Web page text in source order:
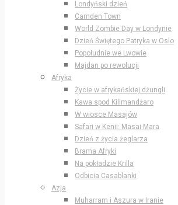
Londyński dzień
Camden Town
World Zombie Day w Londynie
Dzień Świętego Patryka w Oslo
Popołudnie we Lwowie
Majdan po rewolucji
Afryka
Życie w afrykańskiej dżungli
Kawa spod Kilimandżaro
W wiosce Masajów
Safari w Kenii: Masai Mara
Dzień z życia żeglarza
Brama Afryki
Na pokładzie Krilla
Odbicia Casablanki
Azja
Muharram i Aszura w Iranie